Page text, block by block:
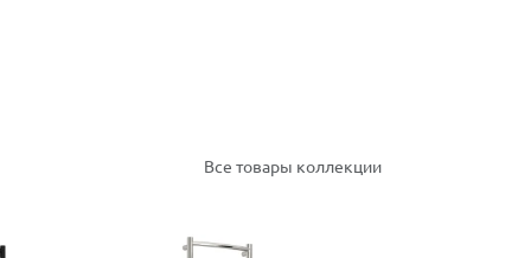
Все товары коллекции